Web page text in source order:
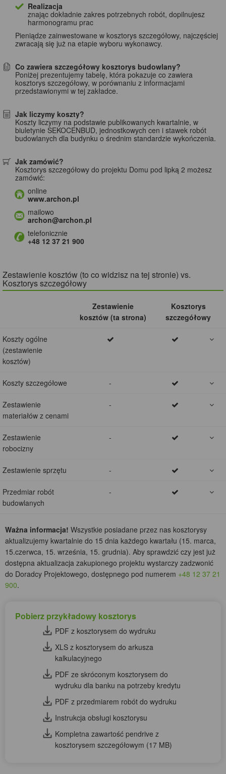
Realizacja
znając dokładnie zakres potrzebnych robót, dopilnujesz
harmonogramu prac
Pieniądze zainwestowane w kosztorys szczegółowy, najczęściej
zwracają się już na etapie wyboru wykonawcy.
Co zawiera szczegółowy kosztorys budowlany?
Poniżej prezentujemy tabelę, która pokazuje co zawiera
kosztorys szczegółowy, w porównaniu z informacjami
przedstawionymi w tej zakładce.
Jak liczymy koszty?
Koszty liczymy na podstawie publikowanych kwartalnie, w
biuletynie SEKOCENBUD, jednostkowych cen i stawek robót
budowlanych dla budynku o średnim standardzie wykończenia.
Jak zamówić?
Kosztorys szczegółowy do projektu Domu pod lipką 2 możesz
zamówić:
online
www.archon.pl
mailowo
archon@archon.pl
telefonicznie
+48 12 37 21 900
Zestawienie kosztów (to co widzisz na tej stronie) vs.
Kosztorys szczegółowy
Zestawienie
kosztów (ta strona)
Kosztorys
szczegółowy
Koszty ogólne
(zestawienie
kosztów)
Koszty szczegółowe -
Zestawienie
materiałów z cenami
-
Zestawienie
robocizny
-
Zestawienie sprzętu -
Przedmiar robót
budowlanych
-
Ważna informacja! Wszystkie posiadane przez nas kosztorysy
aktualizujemy kwartalnie do 15 dnia każdego kwartału (15. marca,
15.czerwca, 15. września, 15. grudnia). Aby sprawdzić czy jest już
dostępna aktualizacja zakupionego projektu wystarczy zadzwonić
do Doradcy Projektowego, dostępnego pod numerem +48 12 37 21
900.
Pobierz przykładowy kosztorys
PDF z kosztorysem do wydruku
XLS z kosztorysem do arkusza
kalkulacyjnego
PDF ze skróconym kosztorysem do
wydruku dla banku na potrzeby kredytu
PDF z przedmiarem robót do wydruku
Instrukcja obsługi kosztorysu
Kompletna zawartość pendrive z
kosztorysem szczegółowym (17 MB)